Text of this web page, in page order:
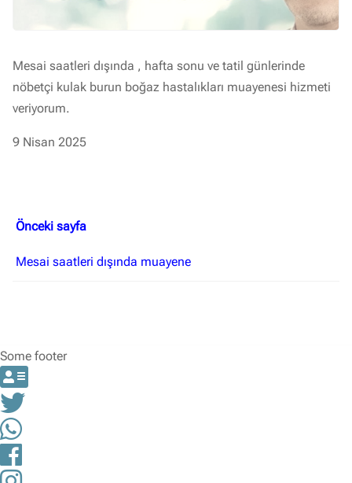
Mesai saatleri dışında , hafta sonu ve tatil günlerinde
nöbetçi kulak burun boğaz hastalıkları muayenesi hizmeti
veriyorum.
9 Nisan 2025
Önceki sayfa
Mesai saatleri dışında muayene
Some footer